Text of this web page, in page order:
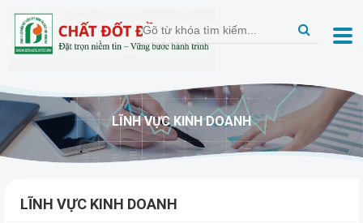
LĨNH VỰC KINH DOANH
LĨNH VỰC KINH DOANH